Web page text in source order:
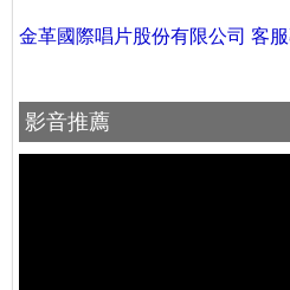
金革國際唱片股份有限公司 客
影音推薦